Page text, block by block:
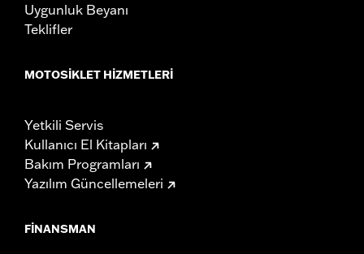
Uygunluk Beyanı
Teklifler
MOTOSIKLET HIZMETLERI
Yetkili Servis
Kullanıcı El Kitapları
Bakım Programları
Yazılım Güncellemeleri
FINANSMAN